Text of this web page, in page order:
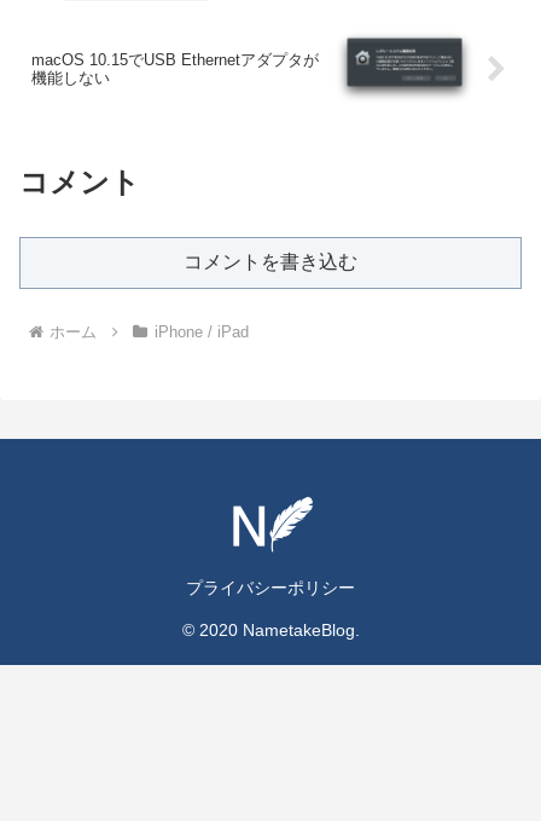
macOS 10.15でUSB Ethernetアダプタが
機能しない
コメント
コメントを書き込む
ホーム iPhone / iPad
プライバシーポリシー
© 2020 NametakeBlog.